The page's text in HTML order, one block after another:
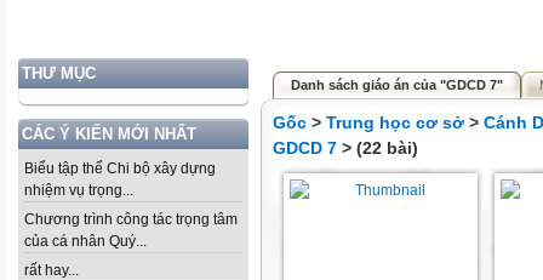
THƯ MỤC
CÁC Ý KIẾN MỚI NHẤT
Biểu tập thể Chi bộ xây dựng
nhiệm vụ trọng...
Chương trình công tác trọng tâm
của cá nhân Quý...
rất hay...
Danh sách giáo án của "GDCD 7"
Gốc > Trung học cơ sở > Cánh
GDCD 7 > (22 bài)